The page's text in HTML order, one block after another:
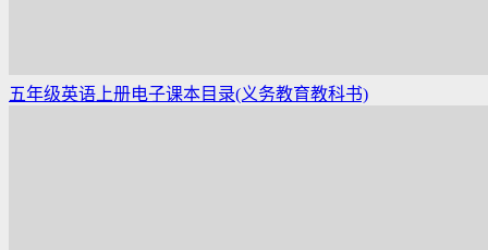
五年级英语上册电子课本目录(义务教育教科书)